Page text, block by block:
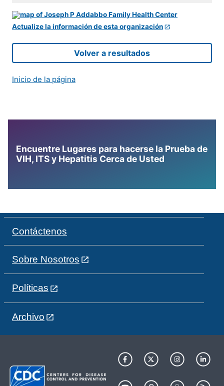
Actualize la información de esta organización
Volver a resultados
Inicio de la página
Encuentre Lugares para hacerse la Prueba de
VIH, ITS y Hepatitis Cerca de Usted
Contáctenos
Sobre Nosotros
Políticas
Archivo